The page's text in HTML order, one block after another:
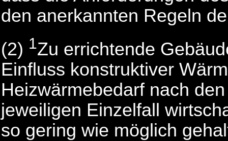
den anerkannten Regeln
(2) 1Zu errichtende
Einfluss konstruktiver
Heizwärmebedarf nach
jeweiligen Einzelfall
so gering wie möglich